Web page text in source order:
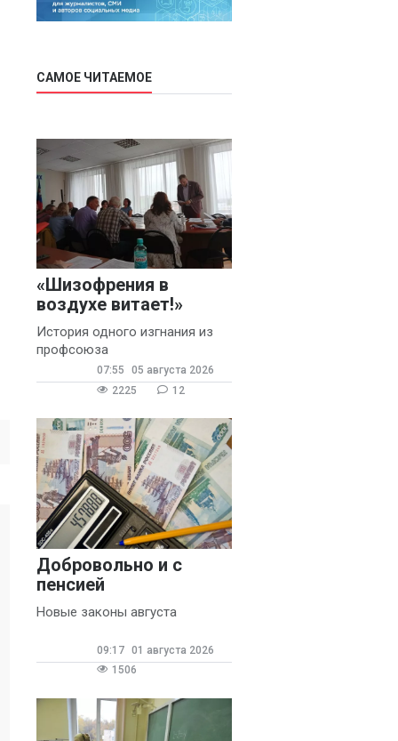
САМОЕ ЧИТАЕМОЕ
«Шизофрения в
воздухе витает!»
История одного изгнания из
профсоюза
07:55
05 августа 2026
2225
12
Добровольно и с
пенсией
Новые законы августа
09:17 01 августа 2026
1506